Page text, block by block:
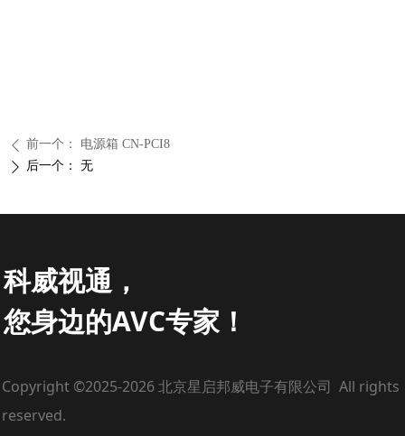
ꄴ 前一个： 电源箱 CN-PCI8
ꄲ 后一个： 无
科威视通，
您身边的AVC专家！
Copyright ©2025-2026 北京星启邦威电子有限公司 All rights
reserved.